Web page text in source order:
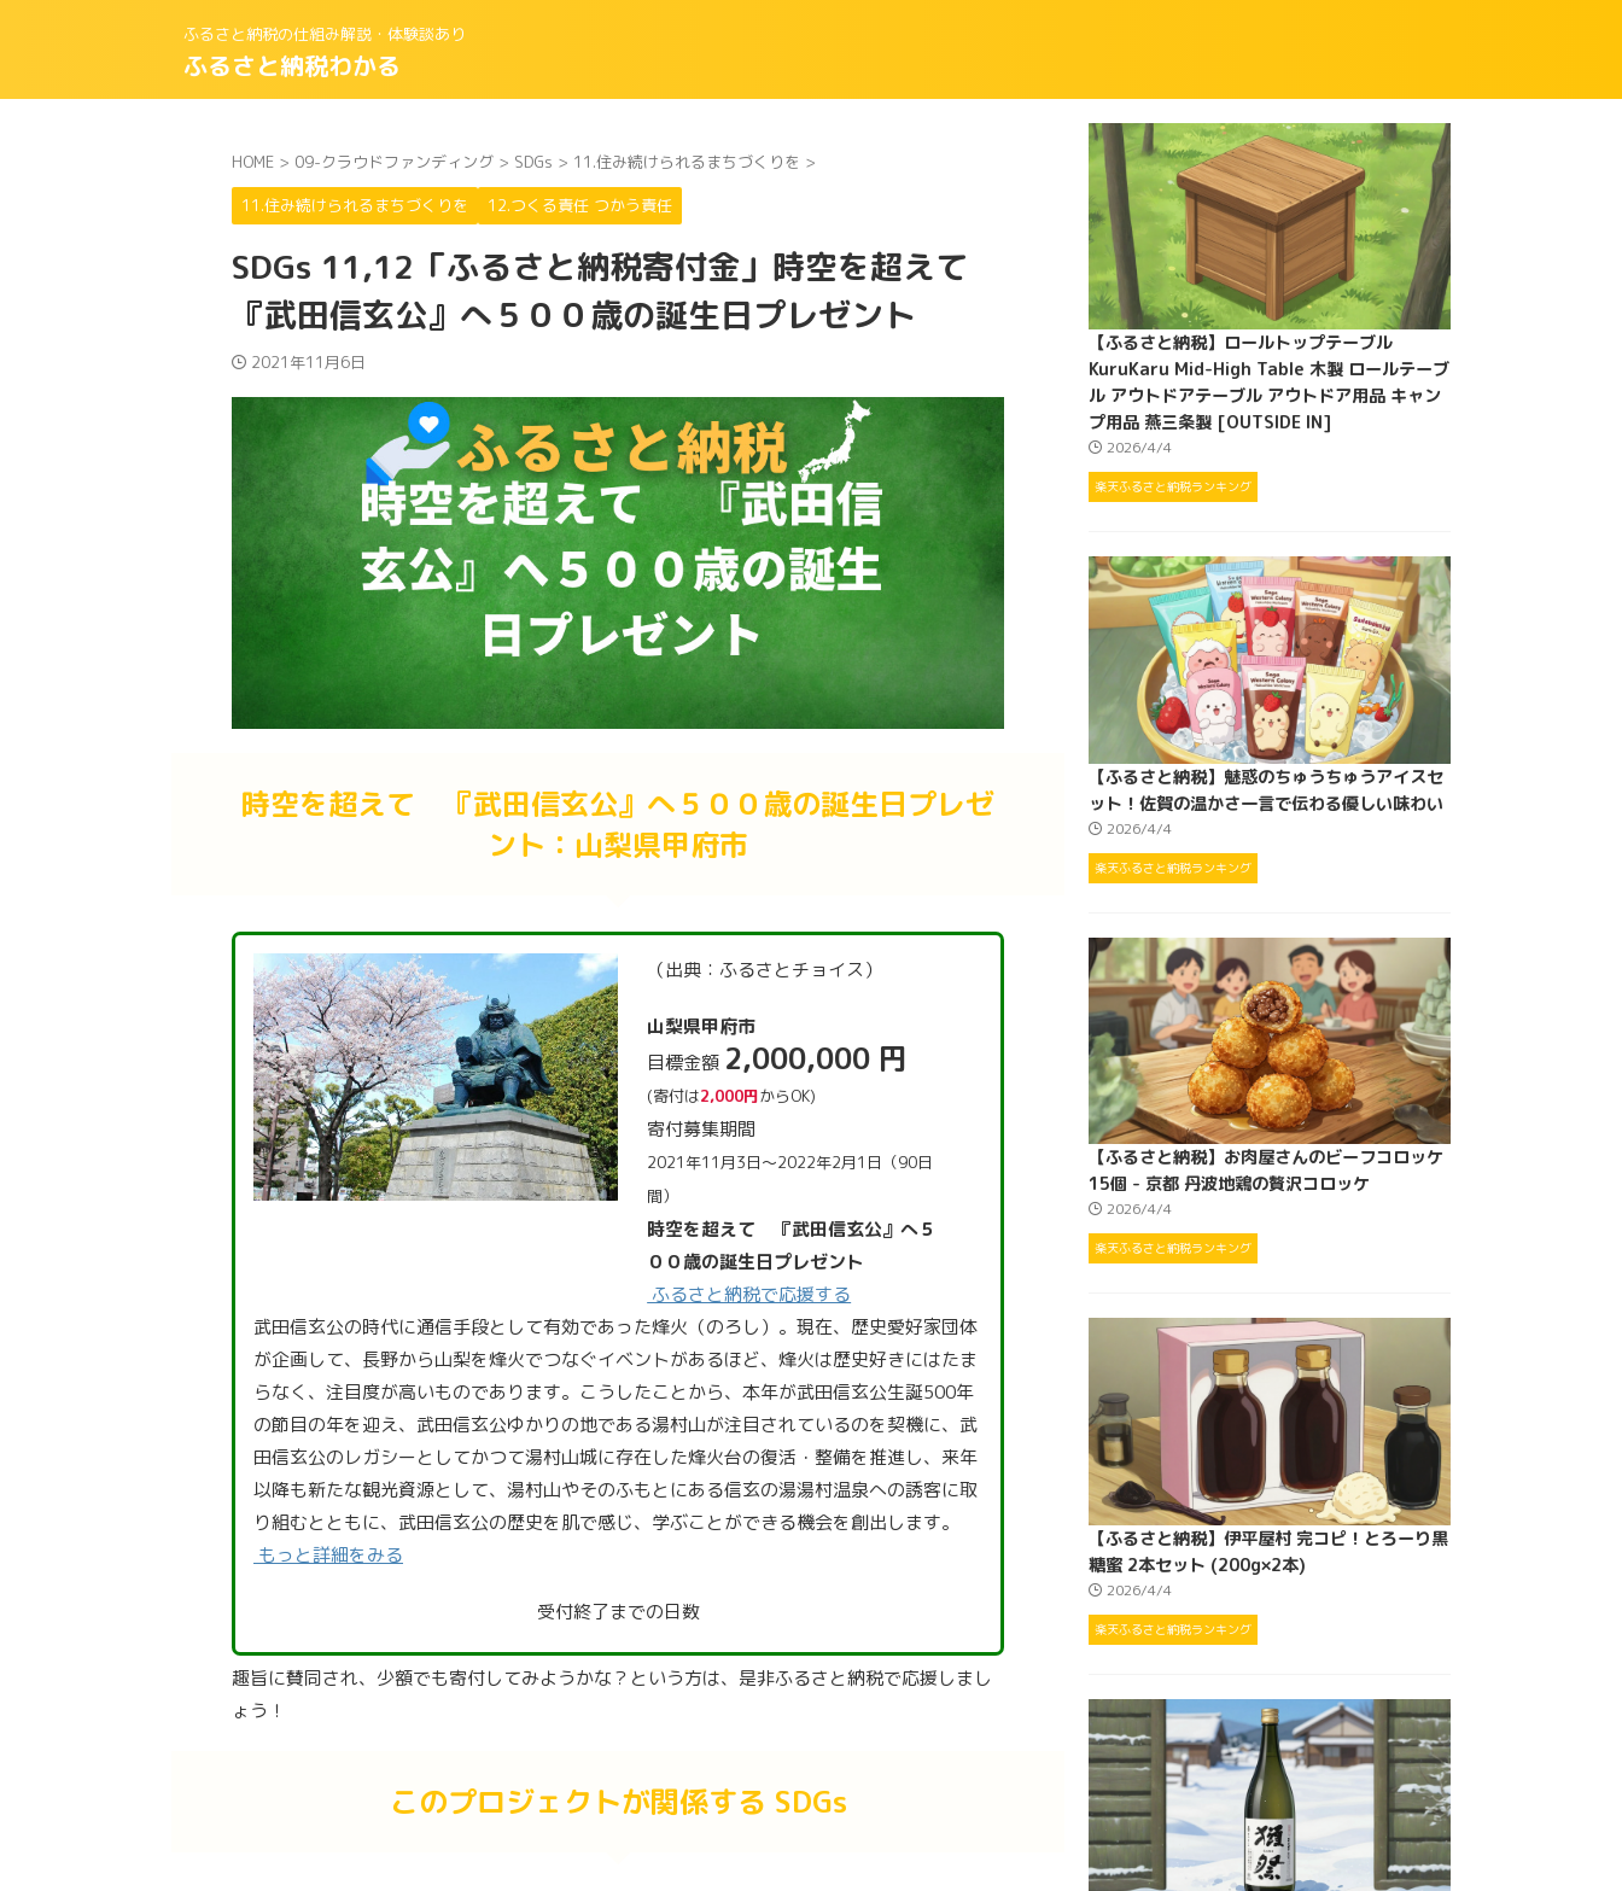
ふるさと納税の仕組み解説・体験談あり
ふるさと納税わかる
HOME > 09-クラウドファンディング > SDGs > 11.住み続けられるまちづくりを >
11.住み続けられるまちづくりを
12.つくる責任 つかう責任
SDGs 11,12「ふるさと納税寄付金」時空を超えて
『武田信玄公』へ５００歳の誕生日プレゼント
2021年11月6日
時空を超えて 『武田信玄公』へ５００歳の誕生日プレゼ
ント：山梨県甲府市
（出典：ふるさとチョイス）
山梨県甲府市
目標金額 2,000,000 円
(寄付は2,000円からOK)
寄付募集期間
2021年11月3日～2022年2月1日（90日
間）
時空を超えて 『武田信玄公』へ５
００歳の誕生日プレゼント
ふるさと納税で応援する
武田信玄公の時代に通信手段として有効であった烽火（のろし）。現在、歴史愛好家団体
が企画して、長野から山梨を烽火でつなぐイベントがあるほど、烽火は歴史好きにはたま
らなく、注目度が高いものであります。こうしたことから、本年が武田信玄公生誕500年
の節目の年を迎え、武田信玄公ゆかりの地である湯村山が注目されているのを契機に、武
田信玄公のレガシーとしてかつて湯村山城に存在した烽火台の復活・整備を推進し、来年
以降も新たな観光資源として、湯村山やそのふもとにある信玄の湯湯村温泉への誘客に取
り組むとともに、武田信玄公の歴史を肌で感じ、学ぶことができる機会を創出します。
もっと詳細をみる
受付終了までの日数
趣旨に賛同され、少額でも寄付してみようかな？という方は、是非ふるさと納税で応援しまし
ょう！
このプロジェクトが関係する SDGs
【ふるさと納税】ロールトップテーブル
KuruKaru Mid-High Table 木製 ロールテーブ
ル アウトドアテーブル アウトドア用品 キャン
プ用品 燕三条製 [OUTSIDE IN]
2026/4/4
楽天ふるさと納税ランキング
【ふるさと納税】魅惑のちゅうちゅうアイスセ
ット！佐賀の温かさ一言で伝わる優しい味わい
2026/4/4
楽天ふるさと納税ランキング
【ふるさと納税】お肉屋さんのビーフコロッケ
15個 - 京都 丹波地鶏の贅沢コロッケ
2026/4/4
楽天ふるさと納税ランキング
【ふるさと納税】伊平屋村 完コピ！とろーり黒
糖蜜 2本セット (200g×2本)
2026/4/4
楽天ふるさと納税ランキング